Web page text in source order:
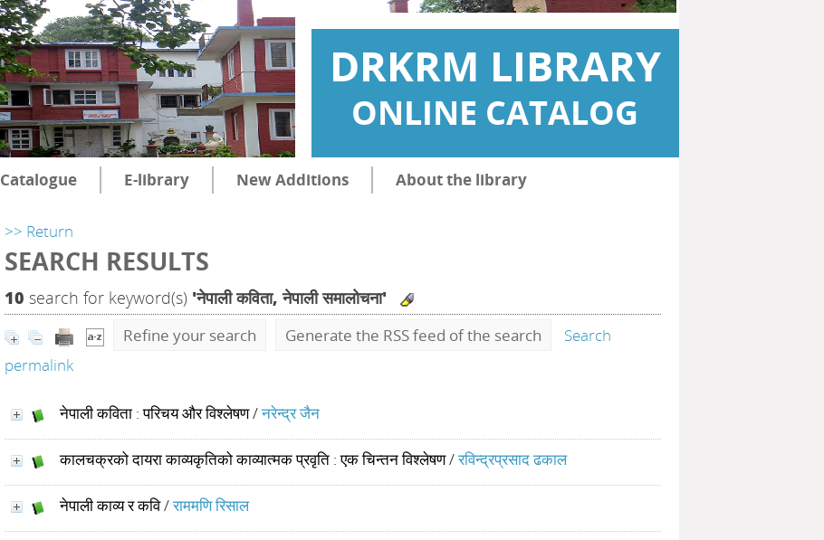
DRKRM LIBRARY
ONLINE CATALOG
Catalogue E-library New Additions About the library
>> Return
SEARCH RESULTS
10 search for keyword(s) 'नेपाली कविता, नेपाली समालोचना'
Refine your search Generate the RSS feed of the search
Search
permalink
नेपाली कविता : परिचय और विश्लेषण/नरेन्द्र जैन
कालचक्रको दायरा काव्यकृतिको काव्यात्मक प्रवृति : एक चिन्तन विश्लेषण/रविन्द्रप्रसाद ढकाल
नेपाली काव्य र कवि/राममणि रिसाल